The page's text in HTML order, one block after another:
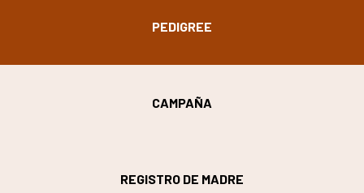
PEDIGREE
CAMPAÑA
REGISTRO DE MADRE